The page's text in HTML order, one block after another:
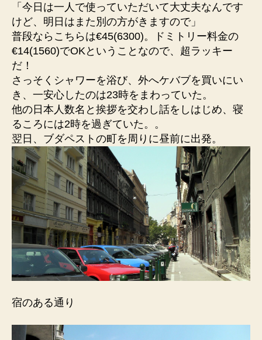
「今日は一人で使っていただいて大丈夫なんです
けど、明日はまた別の方がきますので」
普段ならこちらは€45(6300)。ドミトリー料金の
€14(1560)でOKということなので、超ラッキー
だ！
さっそくシャワーを浴び、外へケバブを買いにい
き、一安心したのは23時をまわっていた。
他の日本人数名と挨拶を交わし話をしはじめ、寝
るころには2時を過ぎていた。。
翌日、ブダペストの町を周りに昼前に出発。
宿のある通り